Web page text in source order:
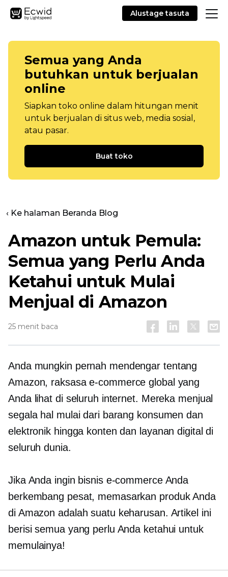
Alustage tasuta
Semua yang Anda
butuhkan untuk berjualan
online
Siapkan toko online dalam hitungan menit
untuk berjualan di situs web, media sosial,
atau pasar.
Buat toko
‹ Ke halaman Beranda Blog
Amazon untuk Pemula:
Semua yang Perlu Anda
Ketahui untuk Mulai
Menjual di Amazon
25 menit baca
Anda mungkin pernah mendengar tentang
Amazon, raksasa e-commerce global yang
Anda lihat di seluruh internet. Mereka menjual
segala hal mulai dari barang konsumen dan
elektronik hingga konten dan layanan digital di
seluruh dunia.
Jika Anda ingin bisnis e-commerce Anda
berkembang pesat, memasarkan produk Anda
di Amazon adalah suatu keharusan. Artikel ini
berisi semua yang perlu Anda ketahui untuk
memulainya!